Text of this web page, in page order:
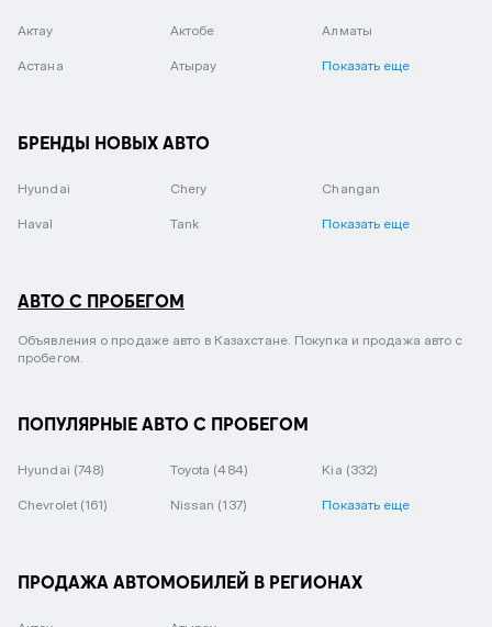
Актау Актобе Алматы
Астана Атырау Показать еще
БРЕНДЫ НОВЫХ АВТО
Hyundai Chery Changan
Haval Tank Показать еще
АВТО С ПРОБЕГОМ
Объявления о продаже авто в Казахстане. Покупка и продажа авто с
пробегом.
ПОПУЛЯРНЫЕ АВТО С ПРОБЕГОМ
Hyundai (748) Toyota (484) Kia (332)
Chevrolet (161) Nissan (137) Показать еще
ПРОДАЖА АВТОМОБИЛЕЙ В РЕГИОНАХ